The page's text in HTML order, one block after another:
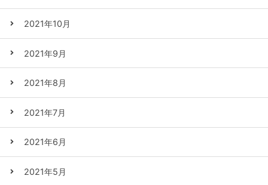
2021年10月
2021年9月
2021年8月
2021年7月
2021年6月
2021年5月